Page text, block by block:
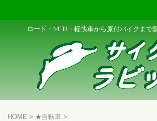
ロード・MTB・軽快車から原付バイクまで
HOME > ★自転車 >